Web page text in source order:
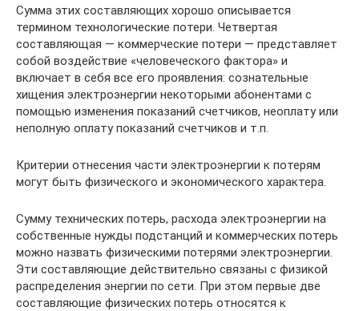
Сумма этих составляющих хорошо описывается
термином технологические потери. Четвертая
составляющая — коммерческие потери — представляет
собой воздействие «человеческого фактора» и
включает в себя все его проявления: сознательные
хищения электроэнергии некоторыми абонентами с
помощью изменения показаний счетчиков, неоплату или
неполную оплату показаний счетчиков и т.п.
Критерии отнесения части электроэнергии к потерям
могут быть физического и экономического характера.
Сумму технических потерь, расхода электроэнергии на
собственные нужды подстанций и коммерческих потерь
можно назвать физическими потерями электроэнергии.
Эти составляющие действительно связаны с физикой
распределения энергии по сети. При этом первые две
составляющие физических потерь относятся к